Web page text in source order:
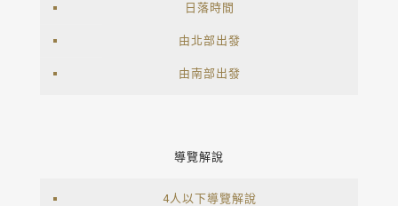
日落時間
由北部出發
由南部出發
導覽解說
4人以下導覽解說